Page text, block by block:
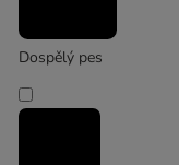
Dospělý pes